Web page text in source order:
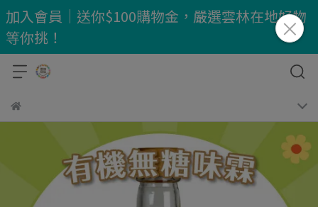
加入會員｜送你$100購物金，嚴選雲林在地好物
等你挑！